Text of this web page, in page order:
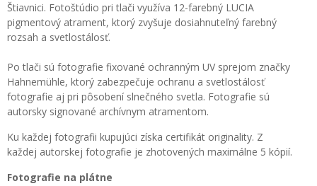
Štiavnici. Fotoštúdio pri tlači využíva 12-farebný LUCIA
pigmentový atrament, ktorý zvyšuje dosiahnuteľný farebný
rozsah a svetlostálosť.
Po tlači sú fotografie fixované ochranným UV sprejom značky
Hahnemühle, ktorý zabezpečuje ochranu a svetlostálosť
fotografie aj pri pôsobení slnečného svetla. Fotografie sú
autorsky signované archívnym atramentom.
Ku každej fotografii kupujúci získa certifikát originality. Z
každej autorskej fotografie je zhotovených maximálne 5 kópií.
Fotografie na plátne